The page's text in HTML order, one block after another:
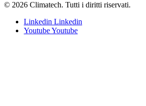
© 2026 Climatech. Tutti i diritti riservati.
Linkedin Linkedin
YoutubeYoutube